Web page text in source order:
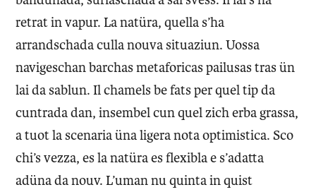
retrat in vapur. La natüra, quella s’ha
arrandschada culla nouva situaziun. Uossa
navigeschan barchas metaforicas pailusas tras ün
lai da sablun. Il chamels be fats per quel tip da
cuntrada dan, insembel cun quel zich erba grassa,
a tuot la scenaria üna ligera nota optimistica. Sco
chi’s vezza, es la natüra es flexibla e s’adatta
adüna da nouv. L’uman nu quinta in quist